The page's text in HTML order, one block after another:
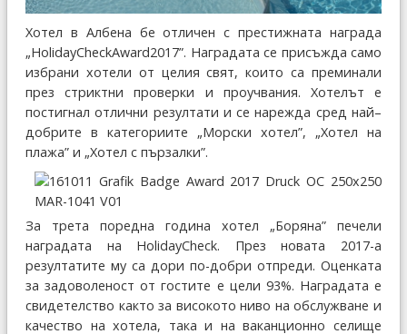
Хотел в Албена бе отличен с престижната награда
„HolidayCheckAward2017”. Наградата се присъжда само
избрани хотели от целия свят, които са преминали
през стриктни проверки и проучвания. Хотелът е
постигнал отлични резултати и се нарежда сред най–
добрите в категориите „Морски хотел”, „Хотел на
плажа” и „Хотел с пързалки”.
За трета поредна година хотел „Боряна” печели
наградата на HolidayCheck. През новата 2017-а
резултатите му са дори по-добри отпреди. Оценката
за задоволеност от гостите е цели 93%. Наградата е
свидетелство както за високото ниво на обслужване и
качество на хотела, така и на ваканционно селище